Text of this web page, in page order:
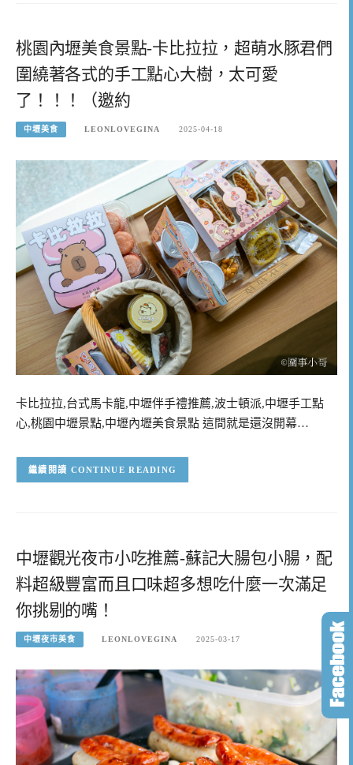
桃園內壢美食景點-卡比拉拉，超萌水豚君們
圍繞著各式的手工點心大樹，太可愛
了！！！（邀約
中壢美食 LEONLOVEGINA 2025-04-18
卡比拉拉,台式馬卡龍,中壢伴手禮推薦,波士頓派,中壢手工點
心,桃園中壢景點,中壢內壢美食景點 這間就是還沒開幕…
CONTINUE READING
中壢觀光夜市小吃推薦-蘇記大腸包小腸，配
料超級豐富而且口味超多想吃什麼一次滿足
你挑剔的嘴！
中壢夜市美食 LEONLOVEGINA 2025-03-17